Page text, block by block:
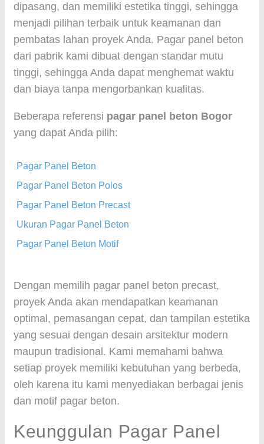
dipasang, dan memiliki estetika tinggi, sehingga
menjadi pilihan terbaik untuk keamanan dan
pembatas lahan proyek Anda. Pagar panel beton
dari pabrik kami dibuat dengan standar mutu
tinggi, sehingga Anda dapat menghemat waktu
dan biaya tanpa mengorbankan kualitas.
Beberapa referensi pagar panel beton Bogor
yang dapat Anda pilih:
Pagar Panel Beton
Pagar Panel Beton Polos
Pagar Panel Beton Precast
Ukuran Pagar Panel Beton
Pagar Panel Beton Motif
Dengan memilih pagar panel beton precast,
proyek Anda akan mendapatkan keamanan
optimal, pemasangan cepat, dan tampilan estetika
yang sesuai dengan desain arsitektur modern
maupun tradisional. Kami memahami bahwa
setiap proyek memiliki kebutuhan yang berbeda,
oleh karena itu kami menyediakan berbagai jenis
dan motif pagar beton.
Keunggulan Pagar Panel